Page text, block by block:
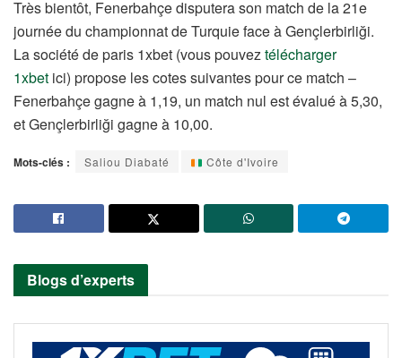
Très bientôt, Fenerbahçe disputera son match de la 21e
journée du championnat de Turquie face à Gençlerbirliği.
La société de paris 1xbet (vous pouveztélécharger
1xbet ici) propose les cotes suivantes pour ce match –
Fenerbahçe gagne à 1,19, un match nul est évalué à 5,30,
et Gençlerbirliği gagne à 10,00.
Mots-clés : Saliou Diabaté Côte d'Ivoire
Blogs d’experts